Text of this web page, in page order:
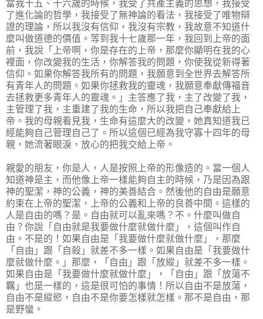
當我十五、十六歲的時候，我受了共產主義的思想，我接受
了進化論的哲學，我接受了無神論的看法，我接受了唯物辯
證的理論，所以我沒有信仰，我沒有宗教，我故意不知道什
麼叫做道德的價值。等到我十七歲那一年，我回到上帝的面
前，我說「上帝啊，你是存在的上帝，那麼你顯明在我的心
裡面，你改變我的生活，你解答我的問題，你使我從新得著
信仰。如果你解答我所有的問題，我願意到全世界去解答所
有青年人的問題。如果你拯救我的靈魂，我願意奉獻傳福音
去拯救更多青年人的靈魂。」主答應了我，主了改變了我，
主管理了我，主重建了我的生命，所以我把自己奉獻給上
帝。我的母親看見我，生命有這麼大的改變，她真知道我已
經能夠自己管理自己了。所以這個已經為我守寡十四年的母
親，她流著眼淚，放心的把我交給上帝。
親愛的朋友，你是人，人是按照上帝的形像造的。當一個人
知道神是主，而他像上帝一樣能夠自主的時候，乃是因為跟
神的聖潔，神的公義，神的美善結合。然後他的自由是願意
約束在上帝的聖潔，上帝的公義和上帝的良善中間。這樣的
人是自由的嗎？是。自由就可以亂來嗎？不。什麼叫做自
由？你說「自由就是我要做什麼就做什麼」，這個叫作自
由。不是的！如果自由是「我要做什麼就做什麼」，那麼
「自由」跟「自殺」就差不多一樣。如果自由是「我要做什
麼就做什麼。」那麼，「自由」跟「放縱」就差不多一樣。
如果自由是「我要做什麼就做什麼」，「自由」跟「放蕩不
羈」也是一樣的，這是很可怕的事情！所以自由不是放蕩，
自由不是縱慾，自由不是你要怎樣就怎樣。那不是自由，那
是野蠻。